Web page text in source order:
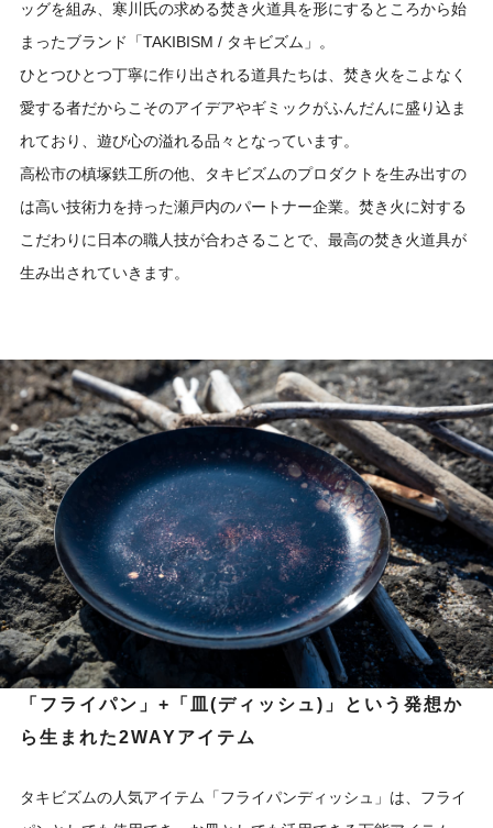
ッグを組み、寒川氏の求める焚き火道具を形にするところから始
まったブランド「TAKIBISM / タキビズム」。
ひとつひとつ丁寧に作り出される道具たちは、焚き火をこよなく
愛する者だからこそのアイデアやギミックがふんだんに盛り込ま
れており、遊び心の溢れる品々となっています。
高松市の槙塚鉄工所の他、タキビズムのプロダクトを生み出すの
は高い技術力を持った瀬戸内のパートナー企業。焚き火に対する
こだわりに日本の職人技が合わさることで、最高の焚き火道具が
生み出されていきます。
「フライパン」+「皿(ディッシュ)」という発想か
ら生まれた2WAYアイテム
タキビズムの人気アイテム「フライパンディッシュ」は、フライ